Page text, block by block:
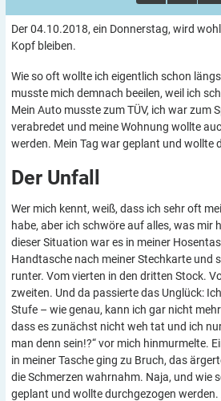
Der 04.10.2018, ein Donnerstag, wird
Kopf bleiben.
Wie so oft wollte ich eigentlich schon
musste mich demnach beeilen, weil ich
Mein Auto musste zum TÜV, ich war zum
verabredet und meine Wohnung wollte
werden. Mein Tag war geplant und wollte
Der Unfall
Wer mich kennt, weiß, dass ich sehr oft
habe, aber ich schwöre auf alles, was mir
dieser Situation war es in meiner
Handtasche nach meiner Stechkarte und
runter. Vom vierten in den dritten Stock.
zweiten. Und da passierte das Unglück:
Stufe – wie genau, kann ich gar nicht
dass es zunächst nicht weh tat und ich
man denn sein!?“ vor mich hinmurmelte.
in meiner Tasche ging zu Bruch, das
die Schmerzen wahrnahm. Naja, und wie
geplant und wollte durchgezogen werden.